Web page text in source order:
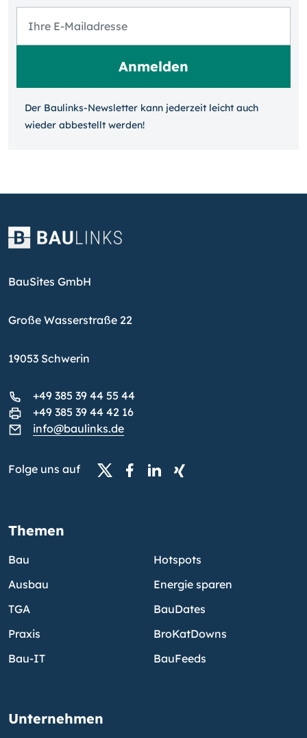
Der Baulinks-Newsletter kann jeder­zeit leicht auch
wieder ab­bestellt werden!
BauSites GmbH
Große Wasserstraße 22
19053 Schwerin
+49 385 39 44 55 44
+49 385 39 44 42 16
info@baulinks.de
Folge uns auf
Themen
Bau
Ausbau
TGA
Praxis
Bau-IT
Hotspots
Energie sparen
BauDates
BroKatDowns
BauFeeds
Unternehmen